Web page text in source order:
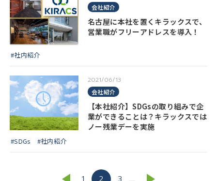
会社紹介
名古屋に本社を置くキラックスで、
営業職がフリーアドレスを導入！
#社内紹介
2021/06/13
会社紹介
【本社紹介】SDGsの取り組みで企
業ができることは？キラックスでは
ノー残業デーを実施
#SDGs #社内紹介